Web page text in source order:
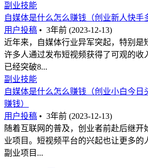
副业技能
自媒体是什么怎么赚钱（创业新人快手
用户投稿 • 3年前 (2023-12-13)
近年来，自媒体行业异军突起，特别是
许多人通过发布短视频获得了可观的收
已经突破8...
副业技能
自媒体是什么怎么赚钱（创业小白今日
赚钱）
用户投稿 • 3年前 (2023-12-13)
随着互联网的普及，创业者前赴后继开
业项目。短视频平台的兴起也让更多的
副业项目...